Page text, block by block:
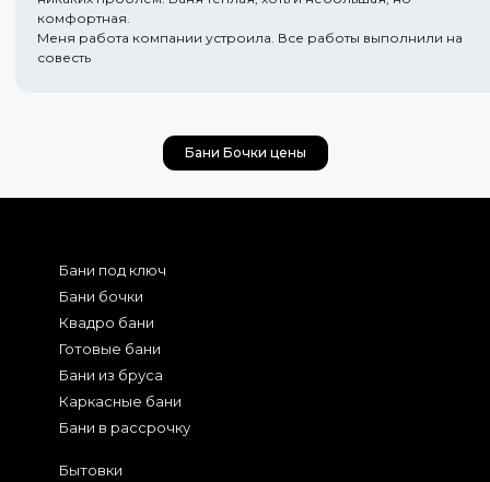
комфортная.
Меня работа компании устроила. Все работы выполнили на
совесть
Бани Бочки цены
Бани под ключ
Бани бочки
Квадро бани
Готовые бани
Бани из бруса
Каркасные бани
Бани в рассрочку
Бытовки